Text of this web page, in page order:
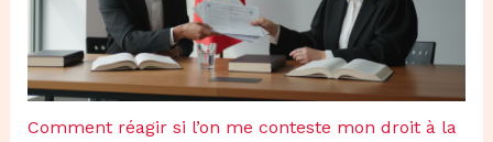
Comment réagir si l’on me conteste mon droit à la